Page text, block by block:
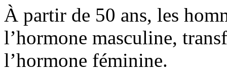
À partir de 50 ans, les
l’hormone masculine,
l’hormone féminine.